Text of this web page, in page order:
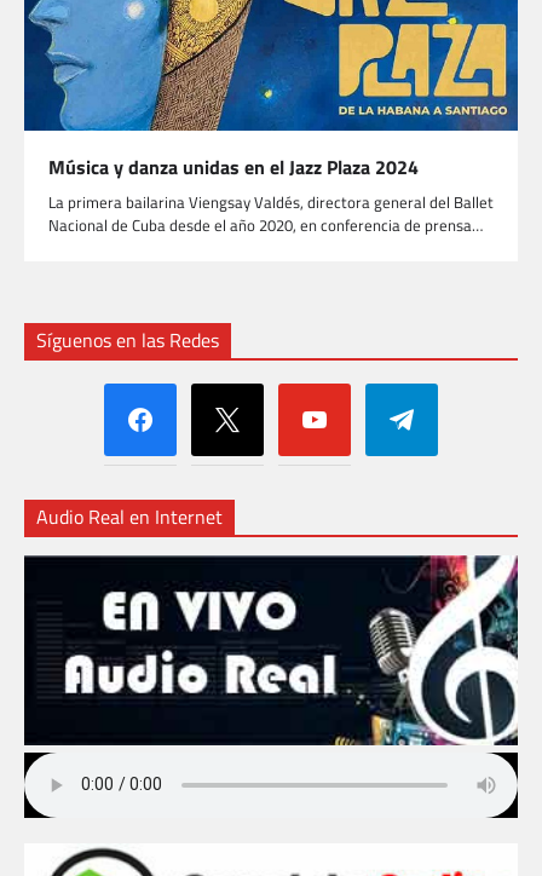
Música y danza unidas en el Jazz Plaza 2024
La primera bailarina Viengsay Valdés, directora general del Ballet
Nacional de Cuba desde el año 2020, en conferencia de prensa…
Síguenos en las Redes
facebook x youtube telegram
Audio Real en Internet